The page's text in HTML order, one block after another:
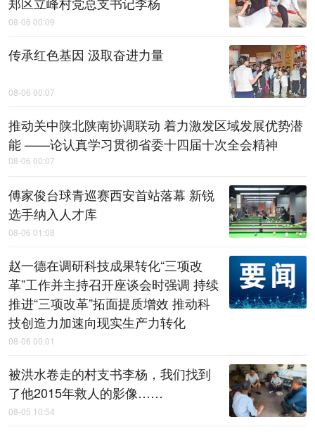
08-06 00:09
传承红色基因 汲取奋进力量
08-06 00:07
推动关中陕北陕南协调联动 着力激发区域发展优势潜
能 ——论认真学习贯彻省委十四届十次全会精神
08-06 00:07
傅家俊台球青巡赛西安首站落幕 新锐
选手纳入人才库
08-06 01:08
赵一德在调研科技成果转化“三项改
革”工作并主持召开座谈会时强调 持续
推进“三项改革”拓面提质增效 推动科
技创造力加速向现实生产力转化
08-06 00:01
被洪水卷走的村支书李杨，我们找到
了他2015年救人的影像……
08-05 10:54